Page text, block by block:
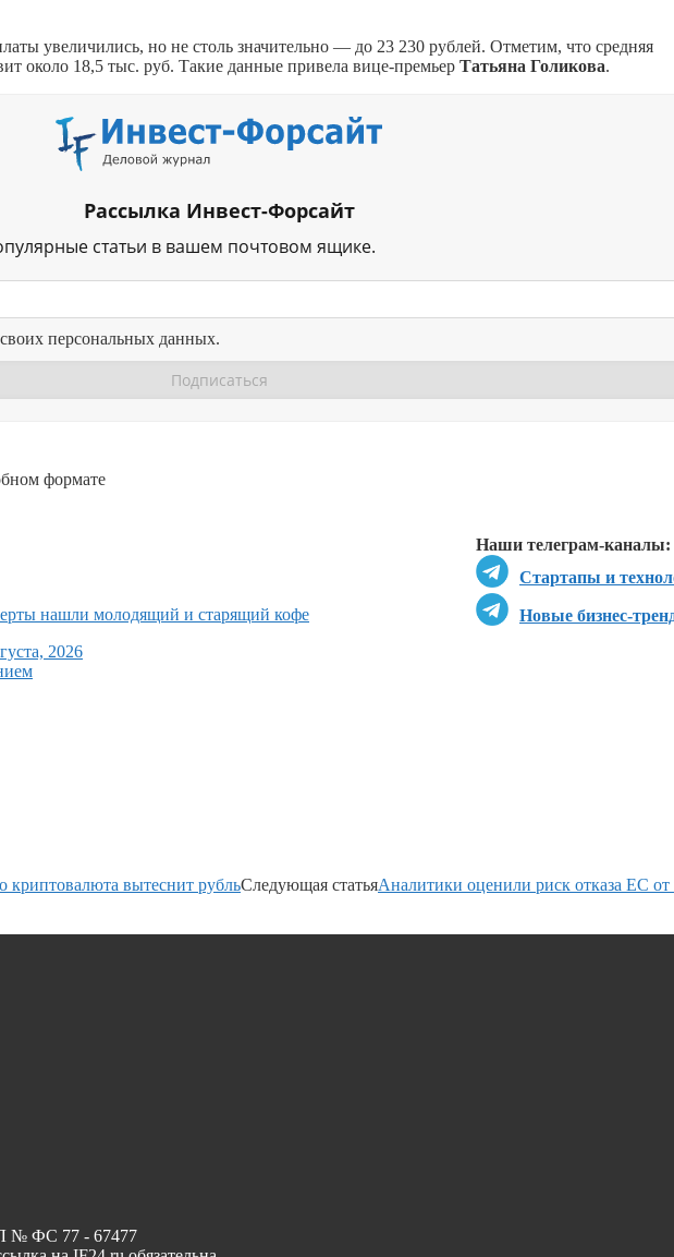
увеличились, но не столь значительно — до 23 230 рублей. Отметим, что средняя
около 18,5 тыс. руб. Такие данные привела вице-премьер Татьяна Голикова.
Рассылка Инвест-Форсайт
статьи в вашем почтовом ящике.
персональных данных.
формате
Наши телеграм-каналы:
Стартапы и
Новые бизнес-
нашли молодящий и старящий кофе
2026
криптовалюта вытеснит рубльСледующая статьяАналитики оценили риск отказа ЕС от
№ ФС 77 - 67477